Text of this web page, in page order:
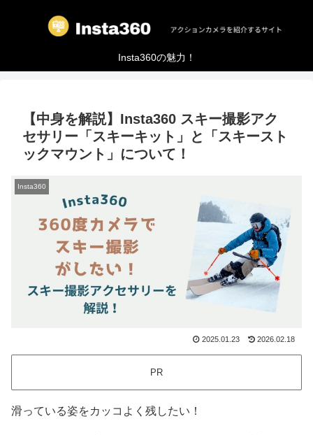
Insta360の魅力！
【中身を解説】Insta360 スキー撮影アク
セサリー「スキーキット」と「スキースト
ックマウント」について！
Insta360
2025.01.23 2026.02.18
PR
滑っている姿をカッコよく残したい！